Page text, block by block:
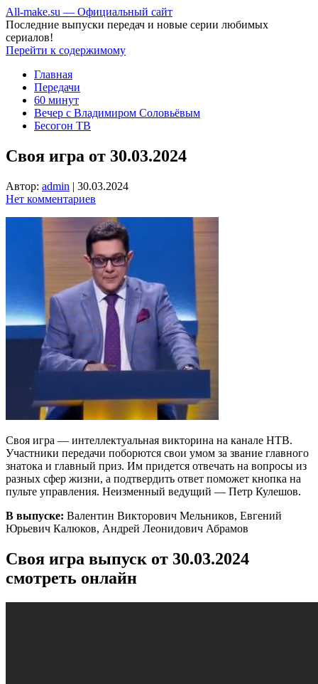
All-make.su — Официальный сайт
Последние выпуски передач и новые серии любимых
сериалов!
Перейти к содержимому
Главная
Передачи
60 минут
Вечер с Владимиром Соловьёвым
Бесогон ТВ
Своя игра от 30.03.2024
Автор: admin | 30.03.2024
Нет комментариев
Своя игра — интеллектуальная викторина на канале НТВ.
Участники передачи поборются свои умом за звание главного
знатока и главный приз. Им придется отвечать на вопросы из
разных сфер жизни, а подтвердить ответ поможет кнопка на
пульте управления. Неизменный ведущий — Петр Кулешов.
В выпуске: Валентин Викторович Мельников, Евгений
Юрьевич Калюков, Андрей Леонидович Абрамов
Своя игра выпуск от 30.03.2024
смотреть онлайн